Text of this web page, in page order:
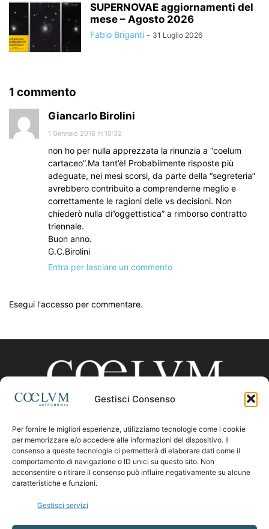
Gestisci Consenso
Per fornire le migliori esperienze, utilizziamo tecnologie come i cookie
per memorizzare e/o accedere alle informazioni del dispositivo. Il
consenso a queste tecnologie ci permetterà di elaborare dati come il
comportamento di navigazione o ID unici su questo sito. Non
acconsentire o ritirare il consenso può influire negativamente su alcune
caratteristiche e funzioni.
Gestisci servizi
SUPERNOVAE aggiornamenti del
mese – Agosto 2026
Fabio Briganti - 31 Luglio 2026
1 commento
Giancarlo Birolini
1 Gennaio 2016 In 10:32
non ho per nulla apprezzata la rinunzia a “coelum
cartaceo”.Ma tant’è! Probabilmente risposte più
adeguate, nei mesi scorsi, da parte della “segreteria”
avrebbero contribuito a comprenderne meglio e
correttamente le ragioni delle vs decisioni. Non
chiederò nulla di”oggettistica” a rimborso contratto
triennale.
Buon anno.
G.C.Birolini
Entra per lasciare un commento
Esegui l'accesso per commentare.
CHI SIAMO
Contattaci:coelumastro@coelum.com